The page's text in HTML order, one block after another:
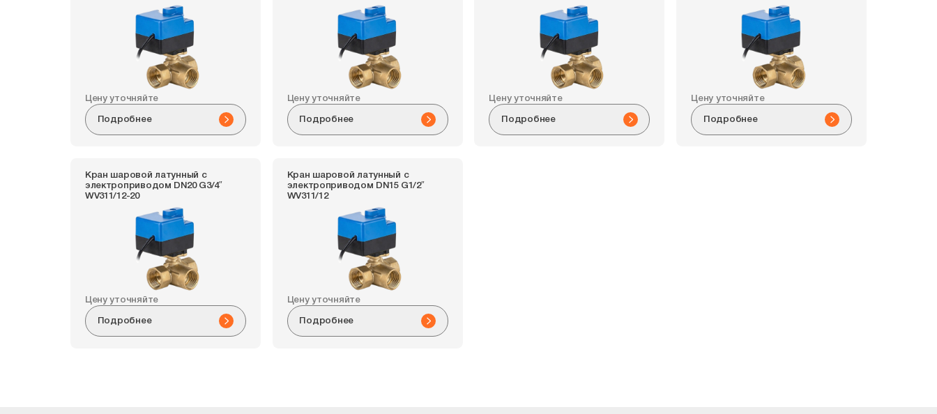
Цену уточняйте
Подробнее
Цену уточняйте
Подробнее
Цену уточняйте
Подробнее
Цену уточняйте
Подробнее
Кран шаровой латунный с
электроприводом DN20 G3/4″
WV311/12-20
Цену уточняйте
Подробнее
Кран шаровой латунный с
электроприводом DN15 G1/2″
WV311/12
Цену уточняйте
Подробнее